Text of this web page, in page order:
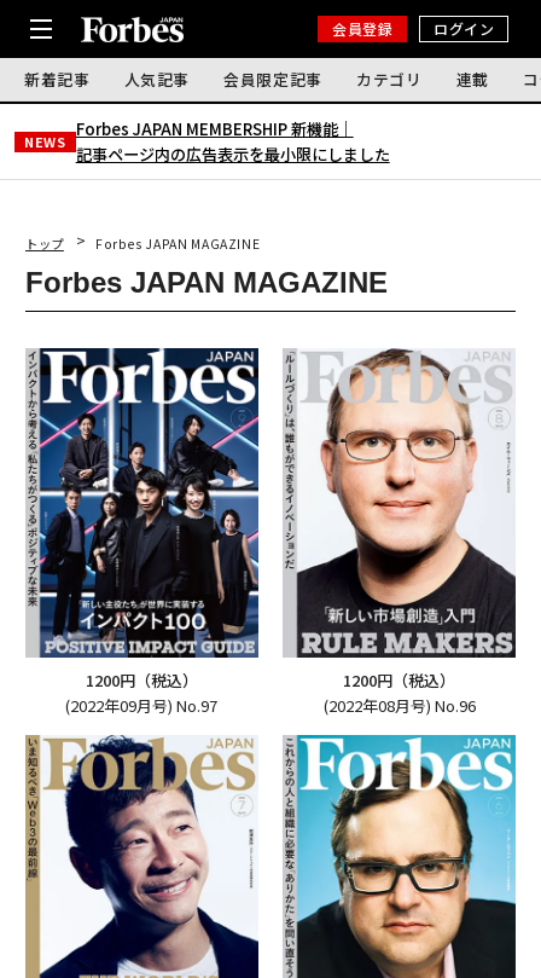
会員登録 ログイン
新着記事 人気記事 会員限定記事 カテゴリ 連載
NEWS
Forbes JAPAN MEMBERSHIP 新機能｜
記事ページ内の広告表示を最小限にしました
トップ Forbes JAPAN MAGAZINE
Forbes JAPAN MAGAZINE
1200円（税込）
(2022年09月号) No.97
1200円（税込）
(2022年08月号) No.96